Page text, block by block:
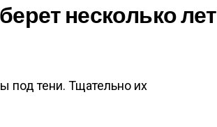
несколько лет
под тени. Тщательно их